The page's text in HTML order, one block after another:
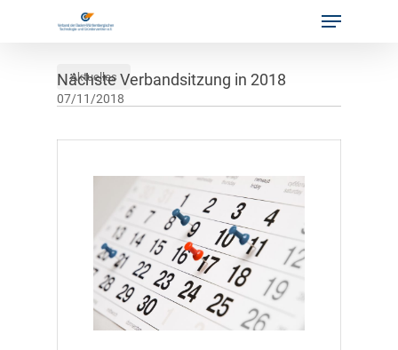
Menu
Aktuelles
07/11/2018
Nächste Verbandsitzung in 2018